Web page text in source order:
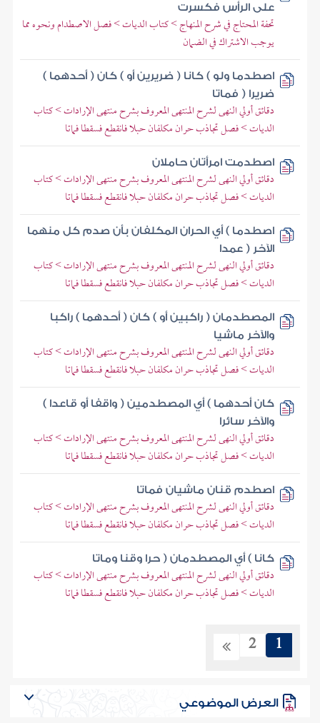
على الرأس فكسرت
تحفة المحتاج في شرح المنهاج > كتاب الديات > فصل الاصطدام ونحوه مما
يوجب الاشتراك في الضمان
اصطدما ولو ) كانا ( ضريرين أو ) كان ( أحدهما )
ضريرا ( فماتا
دقائق أولي النهى لشرح المنتهى المعروف بشرح منتهى الإرادات > كتاب
الديات > فصل تجاذب حران مكلفان حبلا فانقطع فسقطا فماتا
اصطدمت امرأتان حاملان
دقائق أولي النهى لشرح المنتهى المعروف بشرح منتهى الإرادات > كتاب
الديات > فصل تجاذب حران مكلفان حبلا فانقطع فسقطا فماتا
اصطدما ) أي الحران المكلفان بأن صدم كل منهما
الآخر ( عمدا
دقائق أولي النهى لشرح المنتهى المعروف بشرح منتهى الإرادات > كتاب
الديات > فصل تجاذب حران مكلفان حبلا فانقطع فسقطا فماتا
المصطدمان ( راكبين أو ) كان ( أحدهما ) راكبا
والآخر ماشيا
دقائق أولي النهى لشرح المنتهى المعروف بشرح منتهى الإرادات > كتاب
الديات > فصل تجاذب حران مكلفان حبلا فانقطع فسقطا فماتا
كان أحدهما ) أي المصطدمين ( واقفا أو قاعدا )
والآخر سائرا
دقائق أولي النهى لشرح المنتهى المعروف بشرح منتهى الإرادات > كتاب
الديات > فصل تجاذب حران مكلفان حبلا فانقطع فسقطا فماتا
اصطدم قنان ماشيان فماتا
دقائق أولي النهى لشرح المنتهى المعروف بشرح منتهى الإرادات > كتاب
الديات > فصل تجاذب حران مكلفان حبلا فانقطع فسقطا فماتا
كانا ) أي المصطدمان ( حرا وقنا وماتا
دقائق أولي النهى لشرح المنتهى المعروف بشرح منتهى الإرادات > كتاب
الديات > فصل تجاذب حران مكلفان حبلا فانقطع فسقطا فماتا
1
2
العرض الموضوعي